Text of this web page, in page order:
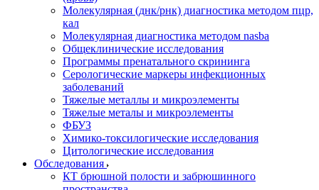
Молекулярная (днк/рнк) диагностика методом пцр,
кал
Молекулярная диагностика методом nasba
Общеклинические исследования
Программы пренатального скрининга
Серологические маркеры инфекционных
заболеваний
Тяжелые металлы и микроэлементы
Тяжелые металы и микроэлементы
ФБУЗ
Химико-токсилогические исследования
Цитологические исследования
Обследования
КТ брюшной полости и забрюшинного